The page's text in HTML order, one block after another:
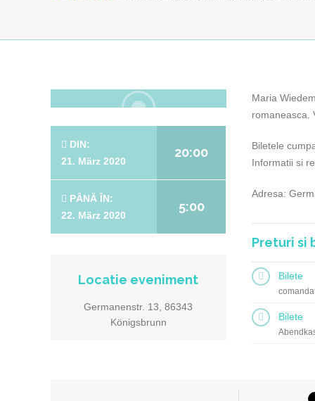
DIN:
21. März 2020
20:00
PÂNĂ ÎN:
22. März 2020
5:00
Locatie eveniment
Germanenstr. 13, 86343
Königsbrunn
Maria
romaneasca.
Biletele
Informatii si
Adresa:
Preturi si
Bilete
Bilete